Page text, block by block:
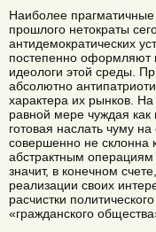
Наиболее
прошлого нетократы
антидемократических
постепенно оформляют
идеологи этой среды.
абсолютно
характера их рынков.
равной мере чуждая как
готовая наслать чуму
совершенно не склонна
абстрактным
значит, в конечном
реализации своих
расчистки
«гражданского